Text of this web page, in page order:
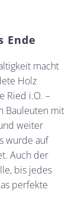
Ende
macht
Holz
Ried i.O. –
Bauleuten mit
weiter
wurde auf
Auch der
bis jedes
perfekte